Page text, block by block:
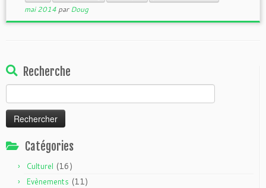
mai 2014 parDoug
Recherche
Catégories
Culturel (16)
Evènements (11)